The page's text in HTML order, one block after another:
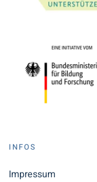
INFOS
Impressum